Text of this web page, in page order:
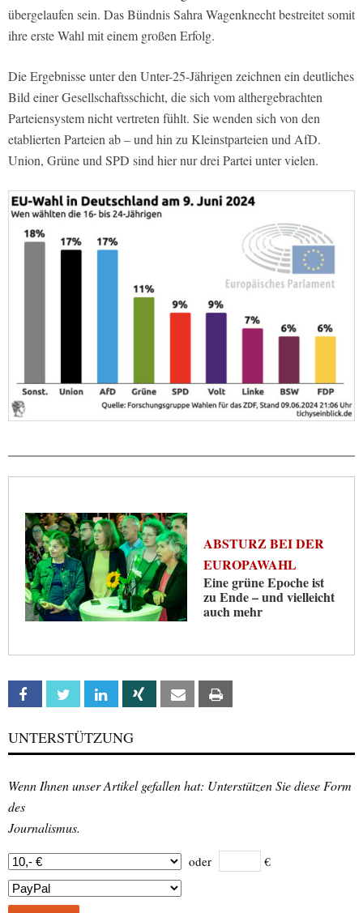
übergelaufen sein. Das Bündnis Sahra Wagenknecht bestreitet somit
ihre erste Wahl mit einem großen Erfolg.
Die Ergebnisse unter den Unter-25-Jährigen zeichnen ein deutliches
Bild einer Gesellschaftsschicht, die sich vom althergebrachten
Parteiensystem nicht vertreten fühlt. Sie wenden sich von den
etablierten Parteien ab – und hin zu Kleinstparteien und AfD.
Union, Grüne und SPD sind hier nur drei Partei unter vielen.
ABSTURZ BEI DER
EUROPAWAHL
Eine grüne Epoche ist
zu Ende – und vielleicht
auch mehr
Facebook Twitter Linkedin Xing Email
UNTERSTÜTZUNG
Wenn Ihnen unser Artikel gefallen hat: Unterstützen Sie diese Form
des
Journalismus.
oder €